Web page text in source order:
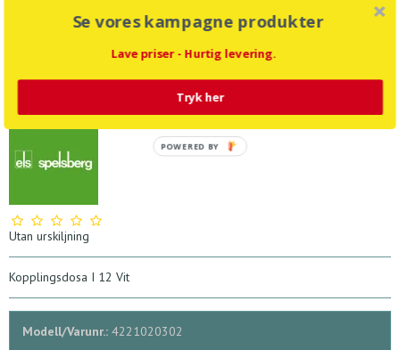
Kopplingsdosa I 12 Vit
31,19 SEK
Listpris 57,13 SEK
Utan urskiljning
Kopplingsdosa I 12 Vit
Modell/Varunr.: 4221020302
Se vores kampagne produkter
Lave priser - Hurtig levering.
Tryk her
POWERED BY